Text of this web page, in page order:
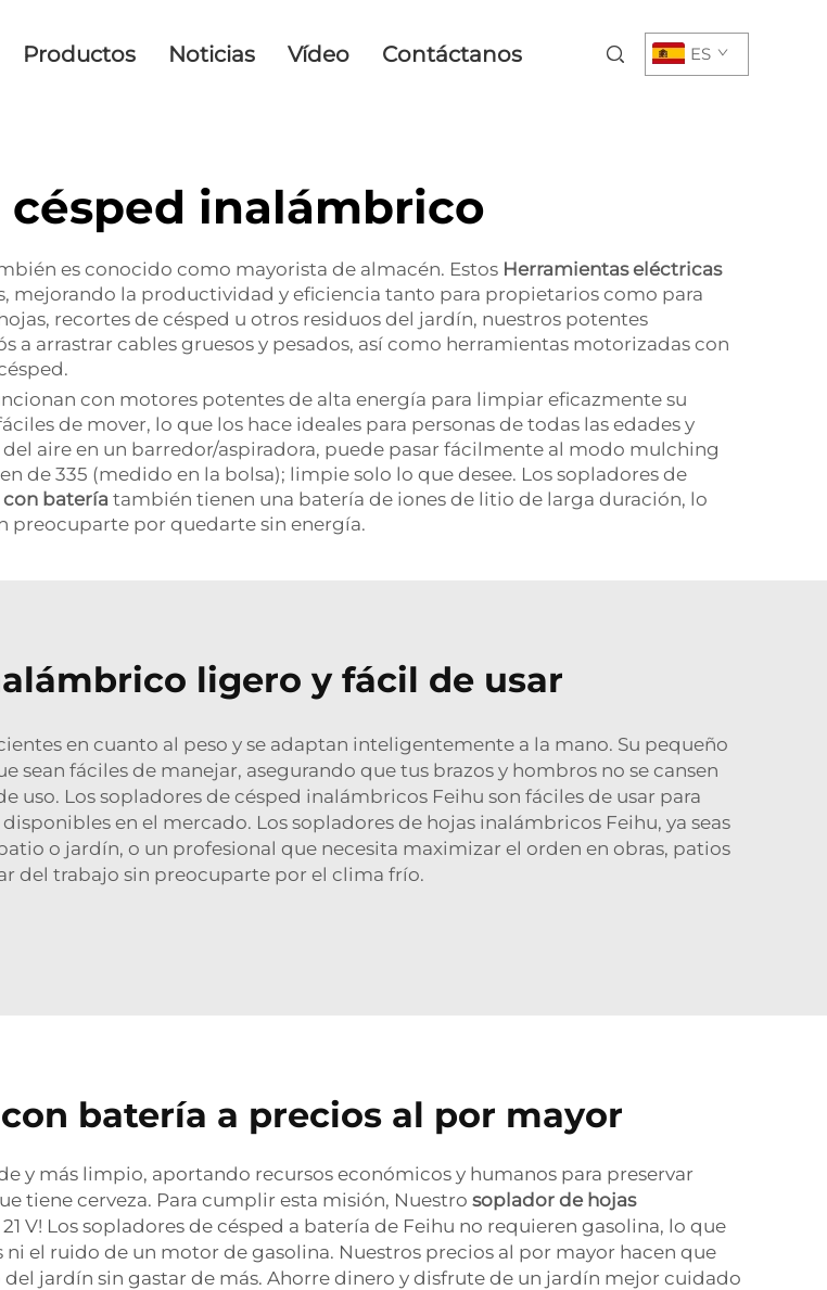
Productos Noticias Vídeo Contáctanos ES
césped inalámbrico
es conocido como mayorista de almacén. Estos Herramientas eléctricas
mejorando la productividad y eficiencia tanto para propietarios como para
recortes de césped u otros residuos del jardín, nuestros potentes
a arrastrar cables gruesos y pesados, así como herramientas motorizadas con
con motores potentes de alta energía para limpiar eficazmente su
de mover, lo que los hace ideales para personas de todas las edades y
aire en un barredor/aspiradora, puede pasar fácilmente al modo mulching
de 335 (medido en la bolsa); limpie solo lo que desee. Los sopladores de
batería también tienen una batería de iones de litio de larga duración, lo
preocuparte por quedarte sin energía.
ligero y fácil de usar
en cuanto al peso y se adaptan inteligentemente a la mano. Su pequeño
fáciles de manejar, asegurando que tus brazos y hombros no se cansen
Los sopladores de césped inalámbricos Feihu son fáciles de usar para
en el mercado. Los sopladores de hojas inalámbricos Feihu, ya seas
o jardín, o un profesional que necesita maximizar el orden en obras, patios
del trabajo sin preocuparte por el clima frío.
batería a precios al por mayor
y más limpio, aportando recursos económicos y humanos para preservar
tiene cerveza. Para cumplir esta misión, Nuestro soplador de hojas
V! Los sopladores de césped a batería de Feihu no requieren gasolina, lo que
el ruido de un motor de gasolina. Nuestros precios al por mayor hacen que
jardín sin gastar de más. Ahorre dinero y disfrute de un jardín mejor cuidado